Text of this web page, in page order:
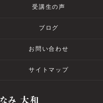
受講生の声
ブログ
お問い合わせ
サイトマップ